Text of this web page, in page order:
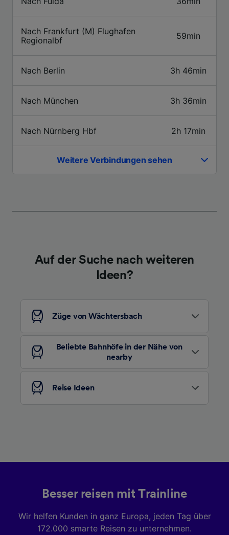
Nach Frankfurt (M) Flughafen
Regionalbf
59min
Nach Berlin 3h 46min
Nach München 3h 36min
Nach Nürnberg Hbf 2h 17min
Weitere Verbindungen sehen
Auf der Suche nach weiteren
Ideen?
Züge von Wächtersbach
Beliebte Bahnhöfe in der Nähe von
nearby
Reise Ideen
Besser reisen mit Trainline
Wir helfen Kunden in ganz Europa, jeden Tag über
172.000 smarte Reisen zu unternehmen.
Inhalten, Zielgruppenforschung sowie
Entwicklung und Verbesserung von
Liste der Partner (Lieferanten)